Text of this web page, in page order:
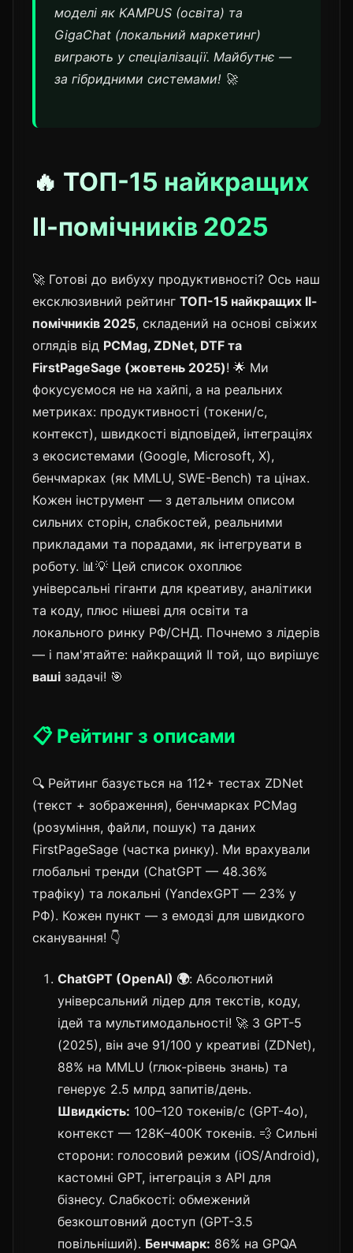
моделі як KAMPUS (освіта) та
GigaChat (локальний маркетинг)
виграють у спеціалізації. Майбутнє —
за гібридними системами! 🚀
🔥 ТОП-15 найкращих
ІІ-помічників 2025
🚀 Готові до вибуху продуктивності? Ось наш
ексклюзивний рейтинг ТОП-15 найкращих ІІ-
помічників 2025, складений на основі свіжих
оглядів від PCMag, ZDNet, DTF та
FirstPageSage (жовтень 2025)! 🌟 Ми
фокусуємося не на хайпі, а на реальних
метриках: продуктивності (токени/с,
контекст), швидкості відповідей, інтеграціях
з екосистемами (Google, Microsoft, X),
бенчмарках (як MMLU, SWE-Bench) та цінах.
Кожен інструмент — з детальним описом
сильних сторін, слабкостей, реальними
прикладами та порадами, як інтегрувати в
роботу. 📊💡 Цей список охоплює
універсальні гіганти для креативу, аналітики
та коду, плюс нішеві для освіти та
локального ринку РФ/СНД. Почнемо з лідерів
— і пам'ятайте: найкращий ІІ той, що вирішує
ваші задачі! 🎯
📋 Рейтинг з описами
🔍 Рейтинг базується на 112+ тестах ZDNet
(текст + зображення), бенчмарках PCMag
(розуміння, файли, пошук) та даних
FirstPageSage (частка ринку). Ми врахували
глобальні тренди (ChatGPT — 48.36%
трафіку) та локальні (YandexGPT — 23% у
РФ). Кожен пункт — з емодзі для швидкого
сканування! 👇
ChatGPT (OpenAI) 🌍: Абсолютний
універсальний лідер для текстів, коду,
ідей та мультимодальності! 🚀 З GPT-5
(2025), він аче 91/100 у креативі (ZDNet),
88% на MMLU (глюк-рівень знань) та
генерує 2.5 млрд запитів/день.
Швидкість: 100–120 токенів/с (GPT-4o),
контекст — 128K–400K токенів. 💨 Сильні
сторони: голосовий режим (iOS/Android),
кастомні GPT, інтеграція з API для
бізнесу. Слабкості: обмежений
безкоштовний доступ (GPT-3.5
повільніший). Бенчмарк: 86% на GPQA